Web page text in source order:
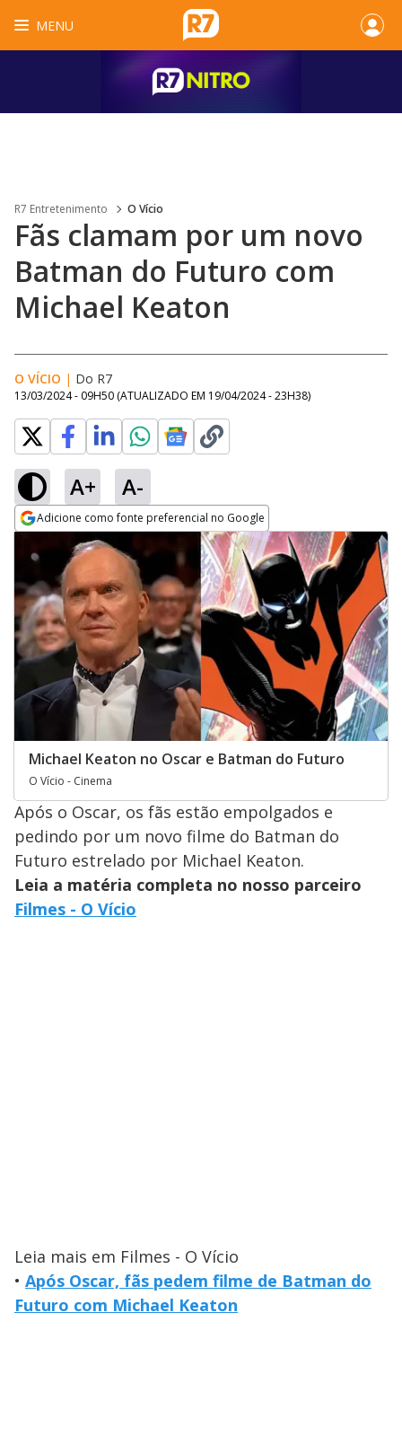
MENU
R7 Entretenimento O Vício
Fãs clamam por um novo
Batman do Futuro com
Michael Keaton
O VÍCIO | Do R7
13/03/2024 - 09H50 (ATUALIZADO EM 19/04/2024 - 23H38)
A+ A-
Adicione como fonte preferencial no Google
Opens in new window
Michael Keaton no Oscar e Batman do Futuro
O Vício - Cinema
Após o Oscar, os fãs estão empolgados e
pedindo por um novo filme do Batman do
Futuro estrelado por Michael Keaton.
Leia a matéria completa no nosso parceiro
Filmes - O Vício
Leia mais em Filmes - O Vício
• Após Oscar, fãs pedem filme de Batman do
Futuro com Michael Keaton